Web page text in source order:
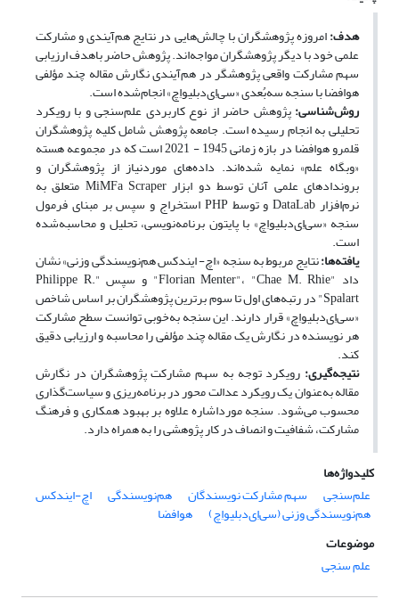
هدف:امروزه پژوهشگران با چالش‌هایی در نتایج هم‌آیندی و مشارکت
علمی خود با دیگر پژوهشگران مواجه‌اند. پژوهش حاضر باهدف ارزیابی
سهم مشارکت واقعی پژوهشگر در هم‌آیندی نگارش مقاله چند مؤلفی
هوافضا با سنجه سه‌بُعدی «سی‌اِی‌دبلیو‌اِچ» انجام‌شده است.
روش‌شناسی:پژوهش حاضر از نوع کاربردی علم‌سنجی و با رویکرد
تحلیلی به انجام رسیده است. جامعه پژوهش شامل کلیه پژوهشگران
قلمرو هوافضا در بازه زمانی 1945 - 2021 است که در مجموعه هسته
«وب‏گاه علم» نمایه شده‌اند. داده‌های موردنیاز از پژوهشگران و
بروندادهای علمی آنان توسط دو ابزار MiMFa Scraper متعلق به
نرم‌افزار DataLab و توسط PHP استخراج و سپس بر مبنای فرمول
سنجه «سی‌اِی‌دبلیو‌اِچ» با پایتون برنامه‌نویسی، تحلیل و محاسبه‌شده
است.
یافته‌ها:نتایج مربوط به سنجه «اچ- ‌ایندکس هم‌نویسندگی وزنی» نشان
داد "Florian Menter"، "Chae M. Rhie" و سپس "Philippe R.
Spalart" در رتبه‌های اول تا سوم برترین پژوهشگران بر اساس شاخص
«سی‌اِی‌دبلیو‌اِچ» قرار دارند. این سنجه به‌خوبی توانست سطح مشارکت
هر نویسنده در نگارش یک مقاله چند مؤلفی را محاسبه و ارزیابی دقیق
کند.
نتیجه‌گیری: رویکرد توجه به سهم مشارکت پژوهشگران در نگارش
مقاله به‌عنوان یک رویکرد عدالت محور در برنامه‌ریزی و سیاست‌گذاری
محسوب می‌شود. سنجه مورداشاره علاوه بر بهبود همکاری و فرهنگ
مشارکت، شفافیت و انصاف در کار پژوهشی را به همراه دارد.
کلیدواژه‌ها
علم‌سنجی
سهم مشارکت نویسندگان هم‌نویسندگی اچ-‌ایندکس
هم‌نویسندگی وزنی (سی‌اِی‌دبلیو‌اِچ)
هوافضا
موضوعات
علم سنجی